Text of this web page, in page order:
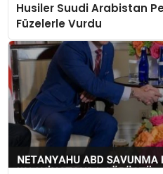
Husiler Suudi Arabistan
Füzelerle Vurdu